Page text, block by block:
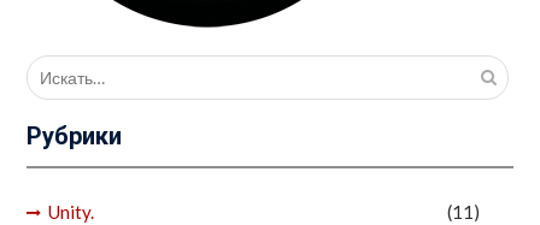
Поиск
для:
Рубрики
Unity.
(11)